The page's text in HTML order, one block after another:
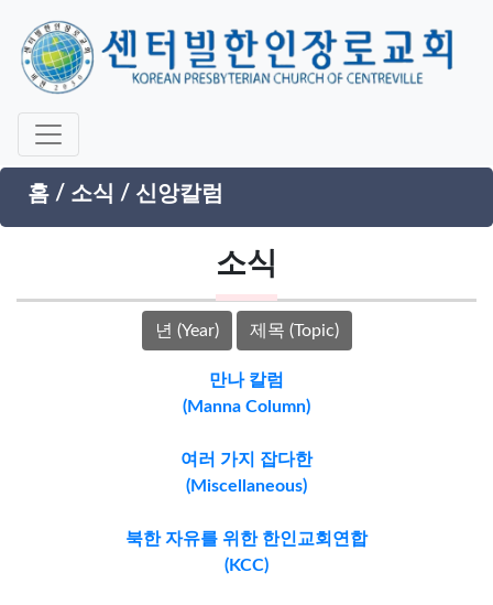
홈 / 소식 / 신앙칼럼
소식
년 (Year) 제목 (Topic)
만나 칼럼
(Manna Column)
여러 가지 잡다한
(Miscellaneous)
북한 자유를 위한 한인교회연합
(KCC)